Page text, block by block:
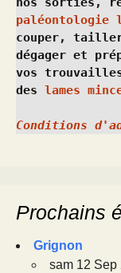
paléontologie
couper,
dégager et
vos
des lames
Conditions
Prochains
Grignon
sam 12 Sep